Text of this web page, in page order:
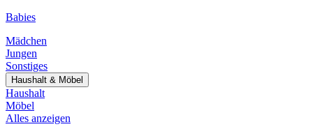
Babies
Mädchen
Jungen
Sonstiges
Haushalt & Möbel
Haushalt
Möbel
Alles anzeigen